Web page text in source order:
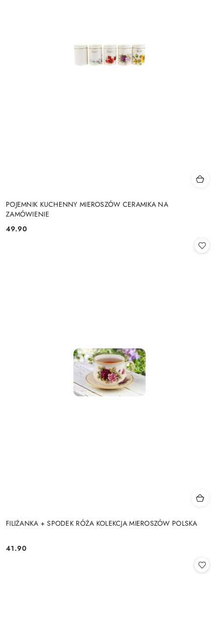
POJEMNIK KUCHENNY MIEROSZÓW CERAMIKA NA
ZAMÓWIENIE
Cena:
49.90
FILIŻANKA + SPODEK RÓŻA KOLEKCJA MIEROSZÓW POLSKA
Cena:
41.90